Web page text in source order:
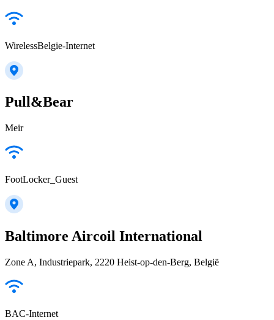
WirelessBelgie-Internet
Pull&Bear
Meir
FootLocker_Guest
Baltimore Aircoil International
Zone A, Industriepark, 2220 Heist-op-den-Berg, België
BAC-Internet